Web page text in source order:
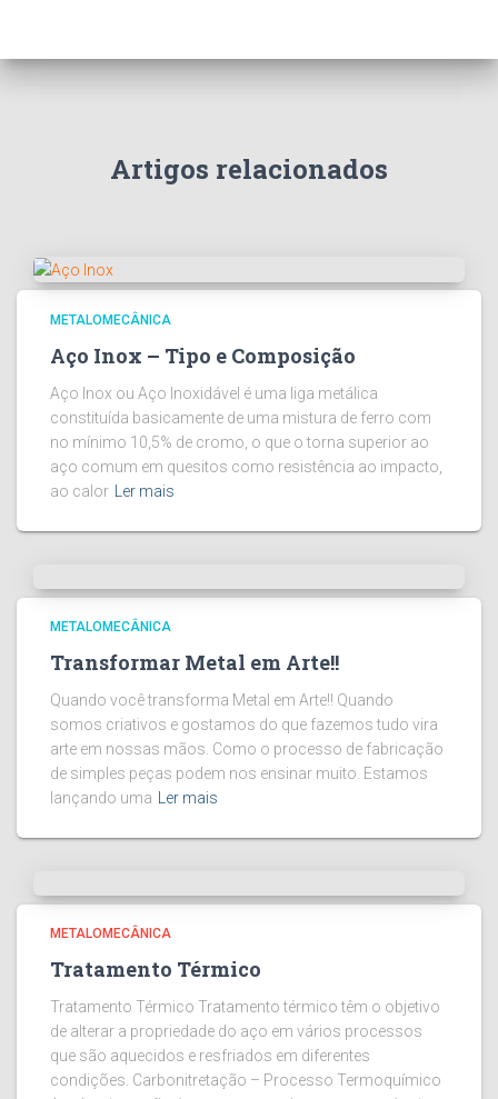
Artigos relacionados
METALOMECÂNICA
Aço Inox – Tipo e Composição
Aço Inox ou Aço Inoxidável é uma liga metálica
constituída basicamente de uma mistura de ferro com
no mínimo 10,5% de cromo, o que o torna superior ao
aço comum em quesitos como resistência ao impacto,
ao calor Ler mais
METALOMECÂNICA
Transformar Metal em Arte!!
Quando você transforma Metal em Arte!! Quando
somos criativos e gostamos do que fazemos tudo vira
arte em nossas mãos. Como o processo de fabricação
de simples peças podem nos ensinar muito. Estamos
lançando uma Ler mais
METALOMECÂNICA
Tratamento Térmico
Tratamento Térmico Tratamento térmico têm o objetivo
de alterar a propriedade do aço em vários processos
que são aquecidos e resfriados em diferentes
condições. Carbonitretação – Processo Termoquímico